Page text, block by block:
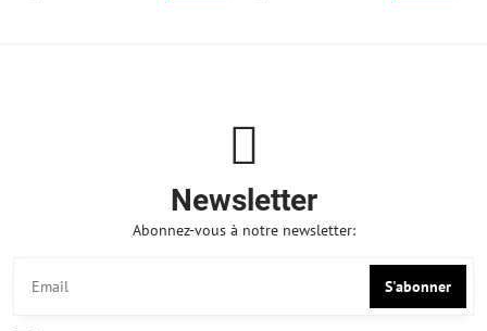
Newsletter
Abonnez-vous à notre newsletter:
S'abonner